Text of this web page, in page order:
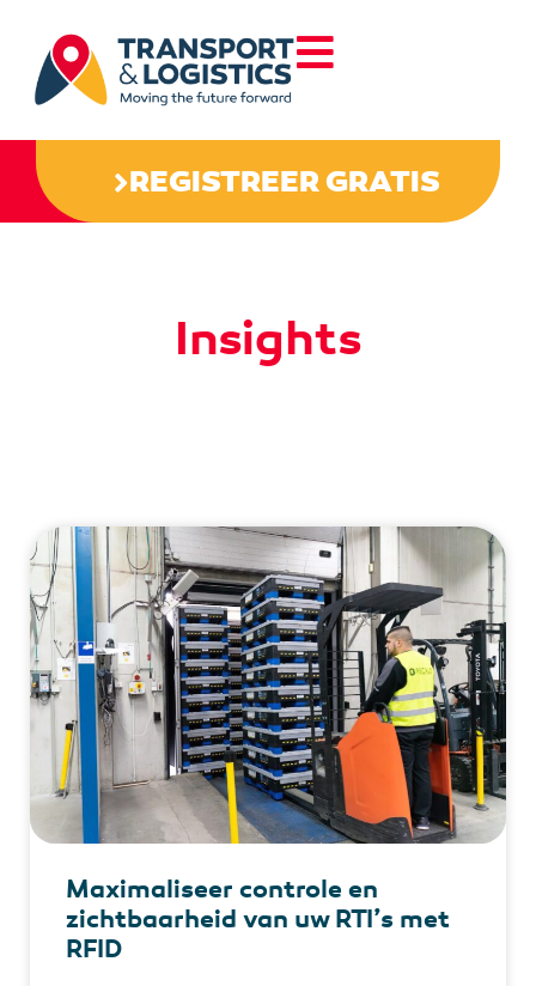
REGISTREER GRATIS
Insights
Maximaliseer controle en
zichtbaarheid van uw RTI’s met
RFID